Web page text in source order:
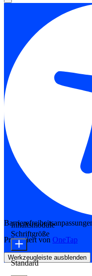
Präsentiert von OneTap
Werkzeugleiste ausblenden
Inhaltsmodule
Schriftgröße
Standard